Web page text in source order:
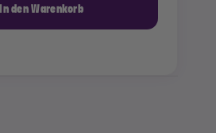
In den Warenkorb